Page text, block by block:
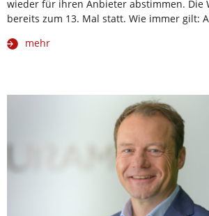
wieder für ihren Anbieter abstimmen. Die
bereits zum 13. Mal statt. Wie immer gilt:
mehr